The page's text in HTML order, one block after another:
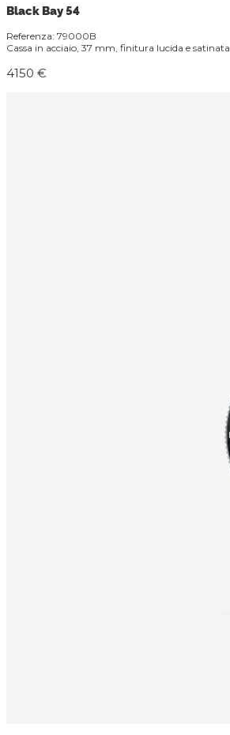
Black Bay 54
Referenza: 79000B
Cassa in acciaio, 37 mm, finitura lucida e satinata.
4150 €